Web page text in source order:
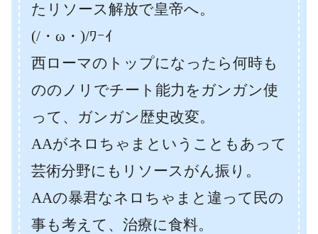
たリソース解放で皇帝へ。
(/・ω・)/ﾜｰｲ
西ローマのトップになったら何時も
ののノリでチート能力をガンガン使
って、ガンガン歴史改変。
AAがネロちゃまということもあって
芸術分野にもリソースがん振り。
AAの暴君なネロちゃまと違って民の
事も考えて、治療に食料。